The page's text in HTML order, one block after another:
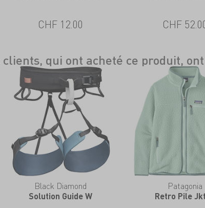
CHF 12.00 CHF
clients, qui ont acheté ce produit,
Black Diamond
Solution Guide W
Patagonia
Retro Pile